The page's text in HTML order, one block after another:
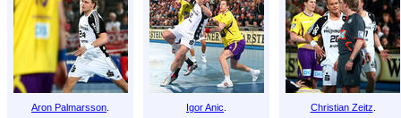
Aron Palmarsson Igor Anic Christian Zeitz